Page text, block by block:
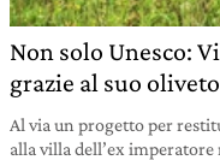
Non solo Unesco:
grazie al suo
Al via un progetto per
alla villa dell’ex